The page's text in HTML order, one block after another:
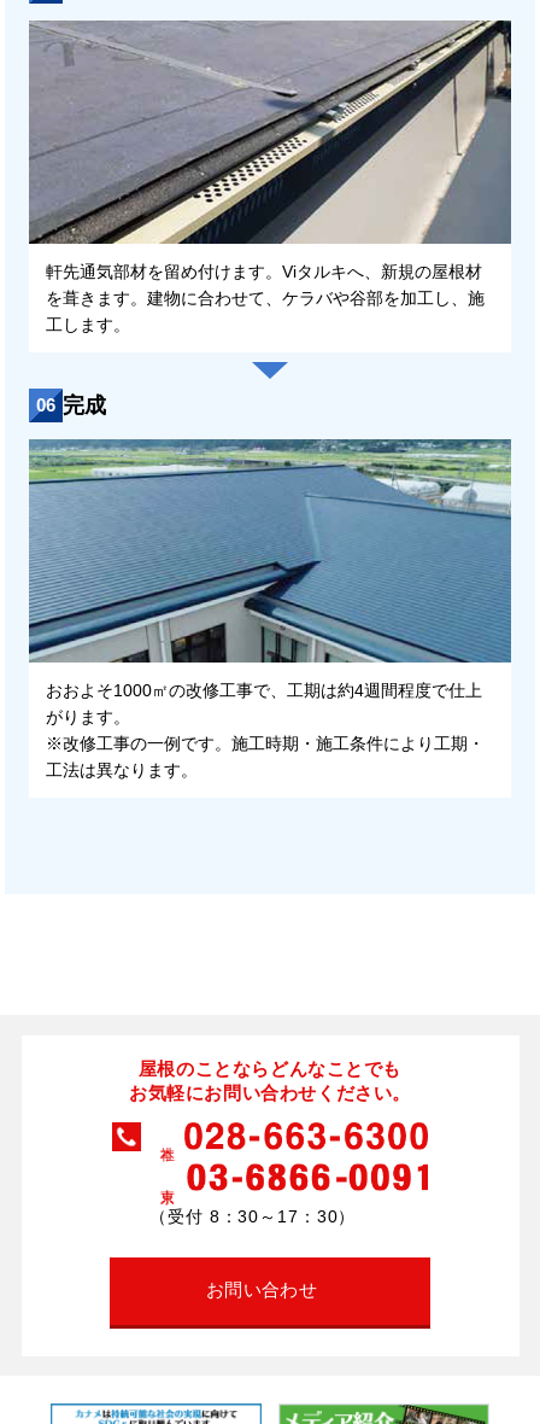
軒先通気部材を留め付けます。Viタルキへ、新規の屋根材
を葺きます。建物に合わせて、ケラバや谷部を加工し、施
工します。
06 完成
おおよそ1000㎡の改修工事で、工期は約4週間程度で仕上
がります。
※改修工事の一例です。施工時期・施工条件により工期・
工法は異なります。
屋根のことならどんなことでも
お気軽にお問い合わせください。
（受付 8：30～17：30）
お問い合わせ